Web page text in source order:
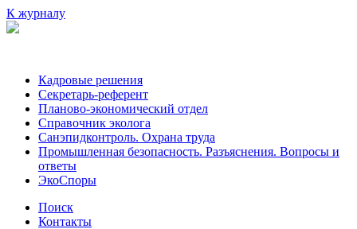
К журналу
Кадровые решения
Секретарь-референт
Планово-экономический отдел
Справочник эколога
Санэпидконтроль. Охрана труда
Промышленная безопасность. Разъяснения. Вопросы и
ответы
ЭкоСпоры
Поиск
Контакты